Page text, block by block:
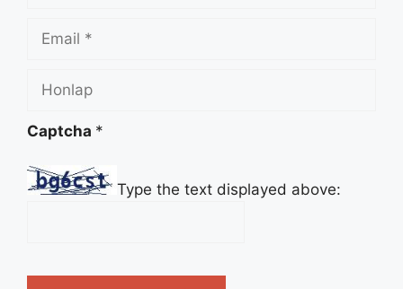
Captcha *
Type the text displayed above: